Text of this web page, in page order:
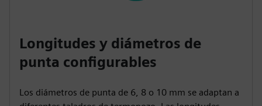
Longitudes y diámetros de
punta configurables
Los diámetros de punta de 6, 8 o 10 mm se adaptan a